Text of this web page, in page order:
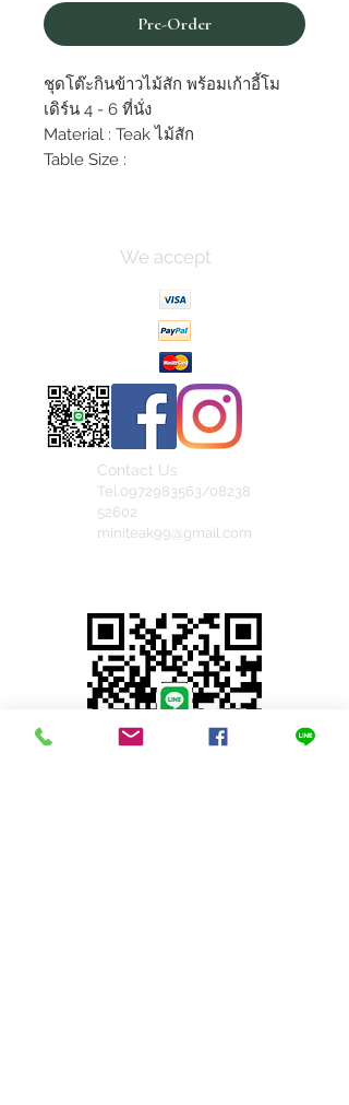
Pre-Order
ชุดโต๊ะกินข้าวไม้สัก พร้อมเก้าอี้โม
เดิร์น 4 - 6 ที่นั่ง
Material : Teak ไม้สัก
Table Size :
We accept
Contact Us
Tel.0972983563/08238
52602
miniteak99@gmail.com